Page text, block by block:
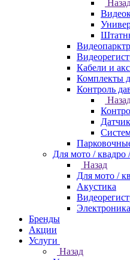
Кабели и
Комплекты
Контроль
Для мото / квадро
Назад
Для мото /
Акустика
Электроника
Бренды
Акции
Услуги
Назад